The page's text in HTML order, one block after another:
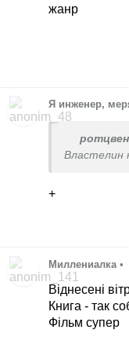
жанр
Я инженер,
Властелин
+
Миллениалка •
Віднесені
Книга - так
Фільм супер